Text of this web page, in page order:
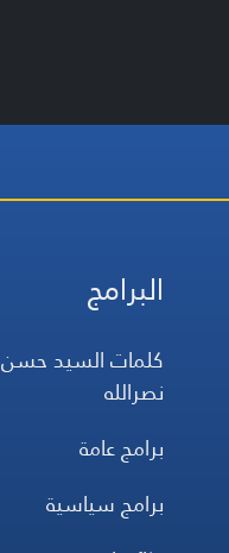
البرامج
كلمات السيد حسن
نصرالله
برامج عامة
برامج سياسية